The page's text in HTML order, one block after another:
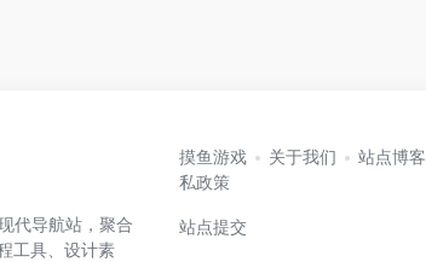
代导航站，聚合
工具、设计素
摸鱼游戏 关于我们 站点博客
私政策
站点提交